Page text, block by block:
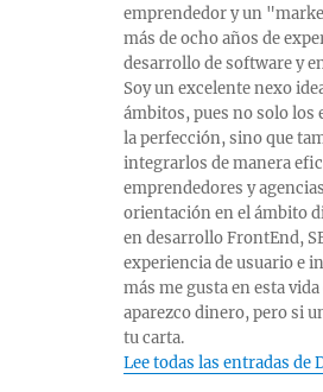
emprendedor y un
más de ocho años de
desarrollo de software y
Soy un excelente nexo
ámbitos, pues no solo los
la perfección, sino que
integrarlos de manera
emprendedores y
orientación en el ámbito
en desarrollo FrontEnd,
experiencia de usuario e
más me gusta en esta
aparezco dinero, pero si
tu carta.
Lee todas las entradas de